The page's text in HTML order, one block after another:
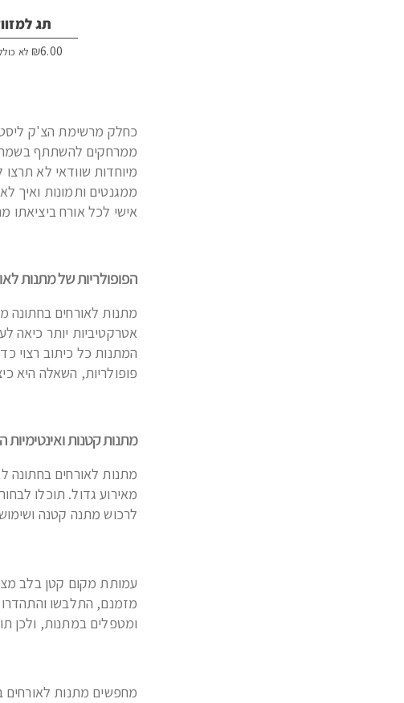
תג
₪6.00 לא
כחלק מרשימת הצ'ק ליסט
ממרחקים להשתתף
מיוחדות שוודאי לא
ממגנטים ותמונות ואיך
אישי לכל אורח ביציאתו
הפופולריות של מתנות
מתנות לאורחים בחתונה
אטרקטיביות יותר כיאה
המתנות כל כיתוב רצוי
פופולריות, השאלה היא
מתנות קטנות
מתנות לאורחים בחתונה
מאירוע גדול. תוכלו
לרכוש מתנה קטנה
עמותת מקום קטן בלב
מזמנם, התלבשו והתהדרו
ומטפלים במתנות, ולכן
מחפשים מתנות לאורחים